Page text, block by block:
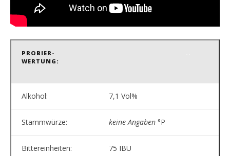
PROBIER-
WERTUNG:
Alkohol: 7,1 Vol%
Stammwürze: keine Angaben °P
Bittereinheiten: 75 IBU